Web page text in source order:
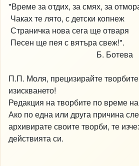
"Време за отдих, за смях, за
Чаках те лято, с детски копнеж
Страничка нова сега ще отваря
Песен ще пея с вятъра свеж!".
Б. Ботева
П.П. Моля, прецизирайте
изискването!
Редакция на творбите по време
Ако по една или друга причина
архивирате своите творби, те
действията си.